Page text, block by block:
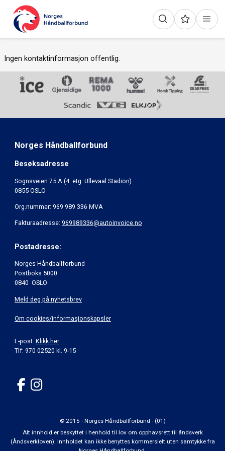
Ingen kontaktinformasjon offentlig.
Norges Håndballforbund
Besøksadresse
Sognsveien 75 A (4. etg. Ullevaal Stadion)
0855 OSLO
Org.nummer: 969 989 336 MVA
Fakturaadresse: 969989336@autoinvoice.no
Postadresse:
Norges Håndballforbund
Postboks 5000
0840 OSLO
Meld deg på nyhetsbrev
Om cookies/informasjonskapsler
E-post: Klikk her
Tlf: 970 02520 kl. 9-15
© 2015 - Norges Håndballforbund - (01)
Alt innhold er beskyttet i henhold til lov om opphavsrett til åndsverk
(Åndsverkloven). Innholdet kan ikke benyttes kommersielt uten samtykke fra